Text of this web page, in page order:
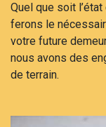
Quel que soit
ferons le
votre future
nous avons des
de terrain.